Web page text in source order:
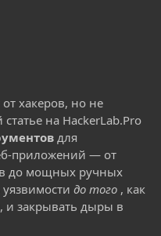
хакеров, но не
на HackerLab.Pro
для
приложений — от
до мощных ручных
до того , как
и закрывать дыры в